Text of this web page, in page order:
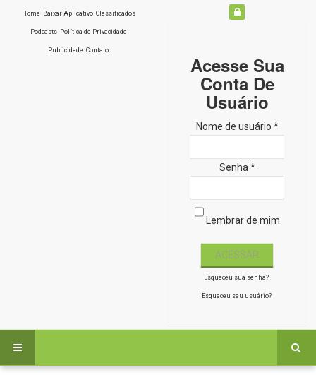
Home Baixar Aplicativo Classificados
Podcasts Política de Privacidade
Publicidade Contato
Acesse Sua
Conta De
Usuário
Nome de usuário *
Senha *
Lembrar de mim
Esqueceu sua senha?
Esqueceu seu usuário?